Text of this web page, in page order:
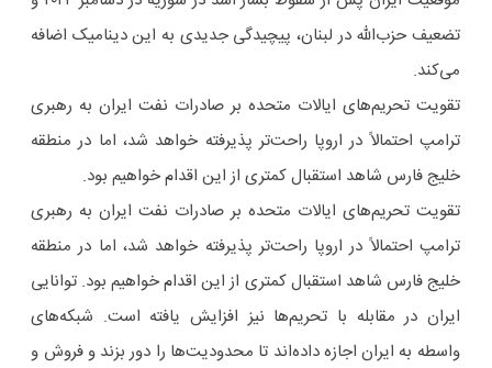
تضعیف حزب‌الله در لبنان، پیچیدگی جدیدی به این دینامیک اضافه
می‌کند.
تقویت تحریم‌های ایالات متحده بر صادرات نفت ایران به رهبری
ترامپ احتمالاً در اروپا راحت‌تر پذیرفته خواهد شد، اما در منطقه
خلیج فارس شاهد استقبال کمتری از این اقدام خواهیم بود.
تقویت تحریم‌های ایالات متحده بر صادرات نفت ایران به رهبری
ترامپ احتمالاً در اروپا راحت‌تر پذیرفته خواهد شد، اما در منطقه
خلیج فارس شاهد استقبال کمتری از این اقدام خواهیم بود. توانایی
ایران در مقابله با تحریم‌ها نیز افزایش یافته است. شبکه‌های
واسطه به ایران اجازه داده‌اند تا محدودیت‌ها را دور بزند و فروش و